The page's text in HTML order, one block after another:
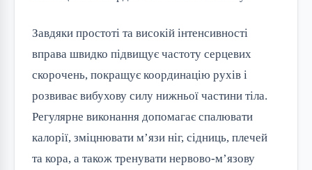
Завдяки простоті та високій інтенсивності
вправа швидко підвищує частоту серцевих
скорочень, покращує координацію рухів і
розвиває вибухову силу нижньої частини тіла.
Регулярне виконання допомагає спалювати
калорії, зміцнювати м’язи ніг, сідниць, плечей
та кора, а також тренувати нервово-м’язову